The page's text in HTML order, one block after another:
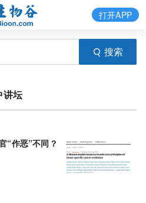
搜索
打开APP
讲坛
“作恶”不同？《Nature》破解谜题